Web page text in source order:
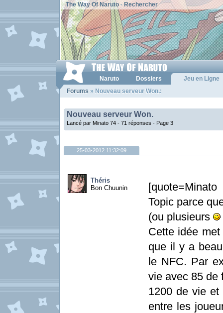
The Way Of Naruto- Rechercher
Naruto Dossiers
Jeu en Ligne
Forums » Nouveau serveur Won.:
Nouveau serveur Won.
Lancé par Minato 74 - 71 réponses - Page 3
25-03-2012 11:32:09
Théris
Bon Chuunin
Topic parce
(ou plusieurs
Cette idée
que il y a
le NFC. Par
vie avec 85 de
1200 de vie
entre les